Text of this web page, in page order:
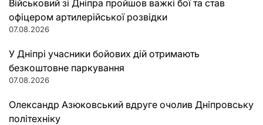
Військовий зі Дніпра пройшов важкі бої та став
офіцером артилерійської розвідки
07.08.2026
У Дніпрі учасники бойових дій отримають
безкоштовне паркування
07.08.2026
Олександр Азюковський вдруге очолив Дніпровську
політехніку